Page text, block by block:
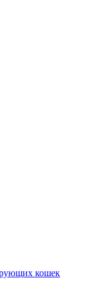
кошек